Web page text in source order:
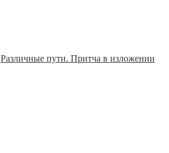
Различные пути. Притча в изложении